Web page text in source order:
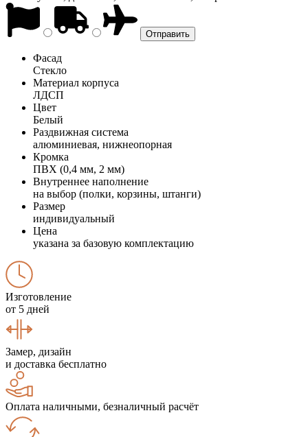
Фасад
Стекло
Материал корпуса
ЛДСП
Цвет
Белый
Раздвижная система
алюминиевая, нижнеопорная
Кромка
ПВХ (0,4 мм, 2 мм)
Внутреннее наполнение
на выбор (полки, корзины, штанги)
Размер
индивидуальный
Цена
указана за базовую комплектацию
Изготовление
от 5 дней
Замер, дизайн
и доставка бесплатно
Оплата наличными, безналичный расчёт